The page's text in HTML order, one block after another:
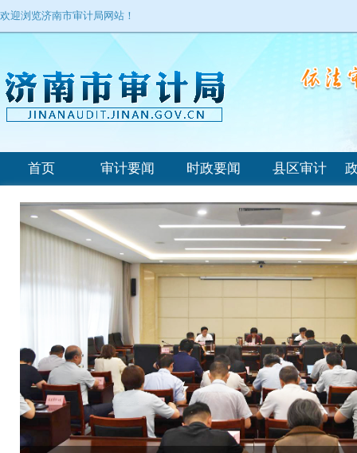
欢迎浏览济南市审计局网站！
首页 审计要闻 时政要闻 县区审计